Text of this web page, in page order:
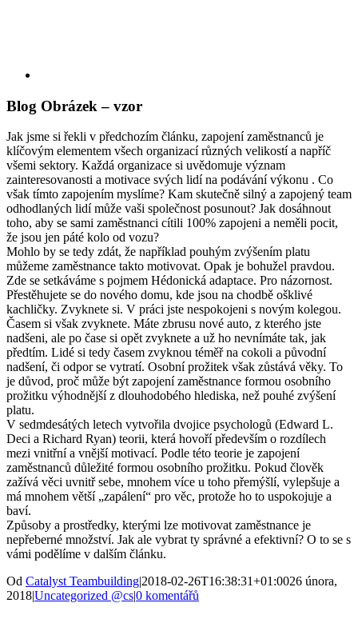
Blog Obrázek – vzor
Jak jsme si řekli v předchozím článku, zapojení zaměstnanců je
klíčovým elementem všech organizací různých velikostí a napříč
všemi sektory. Každá organizace si uvědomuje význam
zainteresovanosti a motivace svých lidí na podávání výkonu . Co
však tímto zapojením myslíme? Kam skutečně silný a zapojený team
odhodlaných lidí může vaši společnost posunout? Jak dosáhnout
toho, aby se sami zaměstnanci cítili 100% zapojeni a neměli pocit,
že jsou jen páté kolo od vozu?
Mohlo by se tedy zdát, že například pouhým zvýšením platu
můžeme zaměstnance takto motivovat. Opak je bohužel pravdou.
Zde se setkáváme s pojmem Hédonická adaptace. Pro názornost.
Přestěhujete se do nového domu, kde jsou na chodbě ošklivé
kachličky. Zvyknete si. V práci jste nespokojeni s novým kolegou.
Časem si však zvyknete. Máte zbrusu nové auto, z kterého jste
nadšeni, ale po čase si opět zvyknete a už ho nevnímáte tak, jak
předtím. Lidé si tedy časem zvyknou téměř na cokoli a původní
nadšení, či odpor se vytratí. Osobní prožitek však zůstává věky. To
je důvod, proč může být zapojení zaměstnance formou osobního
prožitku výhodnější z dlouhodobého hlediska, než pouhé zvýšení
platu.
V sedmdesátých letech vytvořila dvojice psychologů (Edward L.
Deci a Richard Ryan) teorii, která hovoří především o rozdílech
mezi vnitřní a vnější motivací. Podle této teorie je zapojení
zaměstnanců důležité formou osobního prožitku. Pokud člověk
zažívá věci uvnitř sebe, mnohem více u toho přemýšlí, vylepšuje a
má mnohem větší „zapálení“ pro věc, protože ho to uspokojuje a
baví.
Způsoby a prostředky, kterými lze motivovat zaměstnance je
nepřeberné množství. Jak ale vybrat ty správné a efektivní? O to se s
vámi podělíme v dalším článku.
Od Catalyst Teambuilding|2018-02-26T16:38:31+01:0026 února,
2018|Uncategorized @cs|0 komentářů